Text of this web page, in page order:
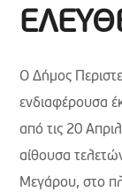
Ο Δήμος
ενδιαφέρουσα
από τις 20
αίθουσα
Μεγάρου, στο